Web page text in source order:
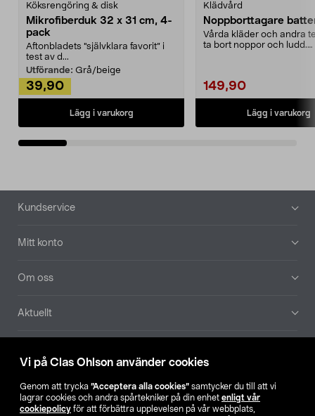
Vi på Clas Ohlson använder cookies
Genom att trycka ”Acceptera alla cookies” samtycker du till att vi
lagrar cookies och andra spårtekniker på din enhet enligt vår
cookiepolicy för att förbättra upplevelsen på vår webbplats,
Köksrengöring & disk
Mikrofiberduk 32 x 31 cm, 4-
pack
Aftonbladets "självklara favorit” i
test av d...
Utförande: Grå/beige
39,90
Lägg i varukorg
Klädvård
Noppborttagare
Vårda kläder och andra
ta bort noppor och ludd.
149,90
Lägg i varukorg
Sidfot
Kundservice
Mitt konto
Om oss
Aktuellt
Hitta butik